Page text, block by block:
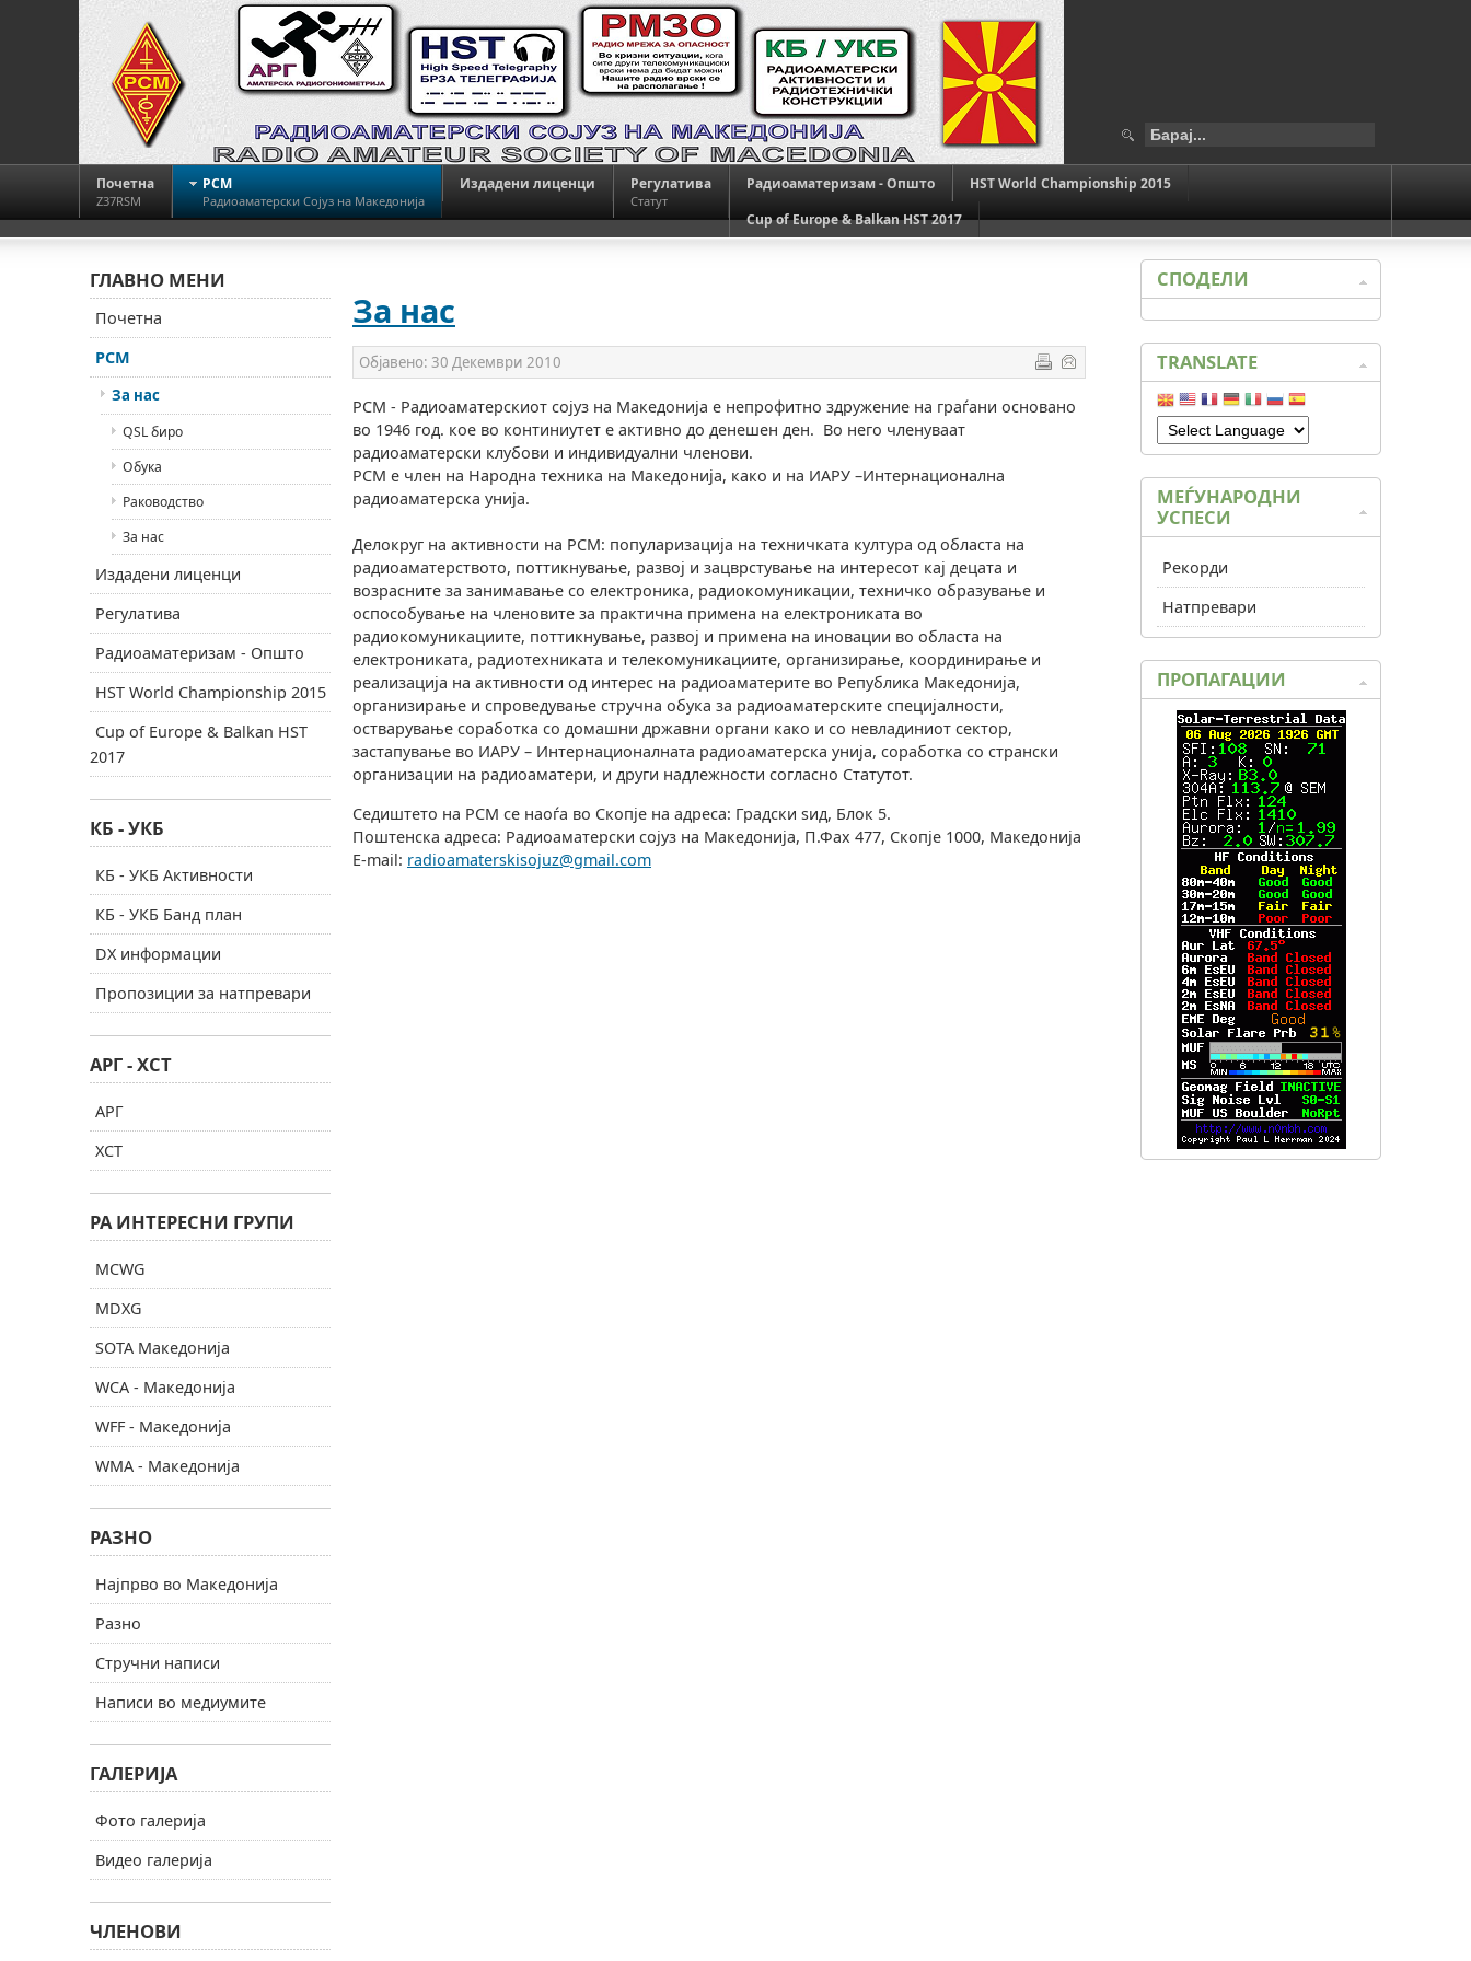
Почетна
Z37RSM
РСМ
Радиоаматерски Сојуз на Македонија
Издадени лиценци Регулатива
Статут
Радиоаматеризам - Општо
HST World Championship 2015
Cup of Europe & Balkan HST 2017
За нас
Објавено: 30 Декември 2010
РСМ - Радиоаматерскиот сојуз на Македонија е непрофитно здружение на граѓани основанo
во 1946 год. кое во континиутет е активно до денешен ден. Во него членуваат
радиоаматерски клубови и индивидуални членови.
РСМ е член на Народна техника на Македонија, како и на ИАРУ –Интернационална
радиоаматерска унија.
Делокруг на активности на РСМ: популаризација на техничката култура од областа на
радиоаматерството, поттикнување, развој и зацврстување на интересот кај децата и
возрасните за занимавање со електроника, радиокомуникации, техничко образување и
оспособување на членовите за практична примена на електрониката во
радиокомуникациите, поттикнување, развој и примена на иновации во областа на
електрониката, радиотехниката и телекомуникациите, организирање, координирање и
реализација на активности од интерес на радиоаматерите во Република Македонија,
организирање и спроведување стручна обука за радиоаматерските специјалности,
остварување соработка со домашни државни органи како и со невладиниот сектор,
застапување во ИАРУ – Интернационалната радиоаматерска унија, соработка со странски
организации на радиоаматери, и други надлежности согласно Статутот.
Седиштето на РСМ се наоѓа во Скопје на адреса: Градски sид, Блок 5.
Поштенска адреса: Радиоаматерски сојуз на Македонија, П.Фах 477, Скопје 1000, Македонија
E-mail: radioamaterskisojuz@gmail.com
ГЛАВНО МЕНИ
Почетна
РСМ
За нас
QSL биро
Обука
Раководство
За нас
Издадени лиценци
Регулатива
Радиоаматеризам - Општо
HST World Championship 2015
Cup of Europe & Balkan HST
2017
КБ - УКБ
КБ - УКБ Активности
КБ - УКБ Банд план
DX информации
Пропозиции за натпревари
АРГ - ХСТ
АРГ
ХСТ
РА ИНТЕРЕСНИ ГРУПИ
MCWG
MDXG
SOTA Македонија
WCA - Македонија
WFF - Македонија
WMA - Македонија
РАЗНО
Најпрво во Македонија
Разно
Стручни написи
Написи во медиумите
ГАЛЕРИЈА
Фото галерија
Видео галерија
ЧЛЕНОВИ
СПОДЕЛИ
TRANSLATE
МЕЃУНАРОДНИ
УСПЕСИ
Рекорди
Натпревари
ПРОПАГАЦИИ